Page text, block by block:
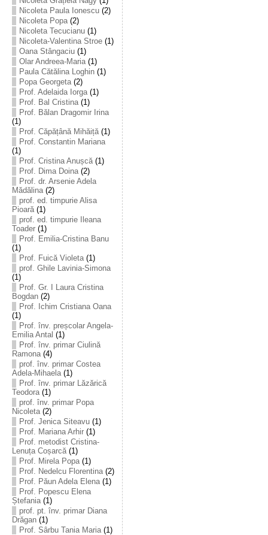
Nicoleta Paula Ionescu(2)
Nicoleta Popa(2)
Nicoleta Tecucianu(1)
Nicoleta-Valentina Stroe(1)
Oana Stângaciu(1)
Olar Andreea-Maria(1)
Paula Cătălina Loghin(1)
Popa Georgeta(2)
Prof. Adelaida Iorga(1)
Prof. Bal Cristina(1)
Prof. Bălan Dragomir Irina
(1)
Prof. Căpățână Mihăiță(1)
Prof. Constantin Mariana
(1)
Prof. Cristina Anușcă(1)
Prof. Dima Doina(2)
Prof. dr. Arsenie Adela
Mădălina(2)
prof. ed. timpurie Alisa
Pioară(1)
prof. ed. timpurie Ileana
Toader(1)
Prof. Emilia-Cristina Banu
(1)
Prof. Fuică Violeta(1)
prof. Ghile Lavinia-Simona
(1)
Prof. Gr. I Laura Cristina
Bogdan(2)
Prof. Ichim Cristiana Oana
(1)
Prof. înv. preșcolar Angela-
Emilia Antal (1)
Prof. înv. primar Ciulină
Ramona(4)
prof. înv. primar Costea
Adela-Mihaela(1)
Prof. înv. primar Lăzărică
Teodora(1)
prof. înv. primar Popa
Nicoleta(2)
Prof. Jenica Siteavu(1)
Prof. Mariana Arhir(1)
Prof. metodist Cristina-
Lenuța Coșarcă(1)
Prof. Mirela Popa(1)
Prof. Nedelcu Florentina(2)
Prof. Păun Adela Elena(1)
Prof. Popescu Elena
Ștefania(1)
prof. pt. înv. primar Diana
Drăgan(1)
Prof. Sârbu Tania Maria(1)